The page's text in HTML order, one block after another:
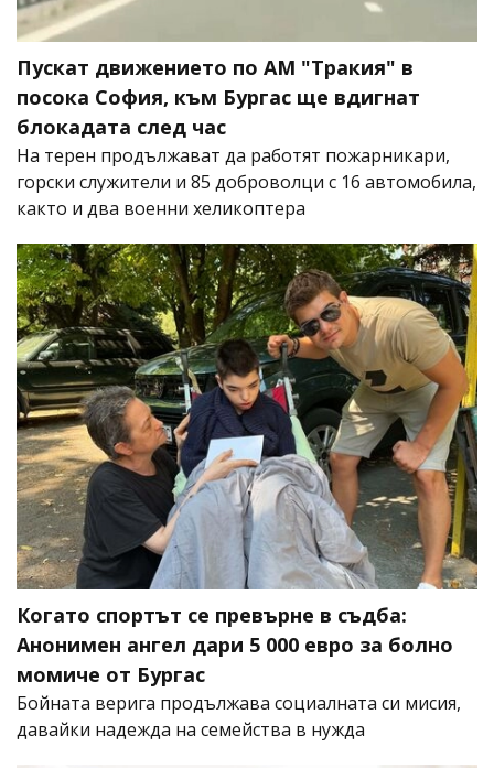
Пускат движението по АМ "Тракия" в
посока София, към Бургас ще вдигнат
блокадата след час
На терен продължават да работят пожарникари,
горски служители и 85 доброволци с 16 автомобила,
както и два военни хеликоптера
Когато спортът се превърне в съдба:
Анонимен ангел дари 5 000 евро за болно
момиче от Бургас
Бойната верига продължава социалната си мисия,
давайки надежда на семейства в нужда